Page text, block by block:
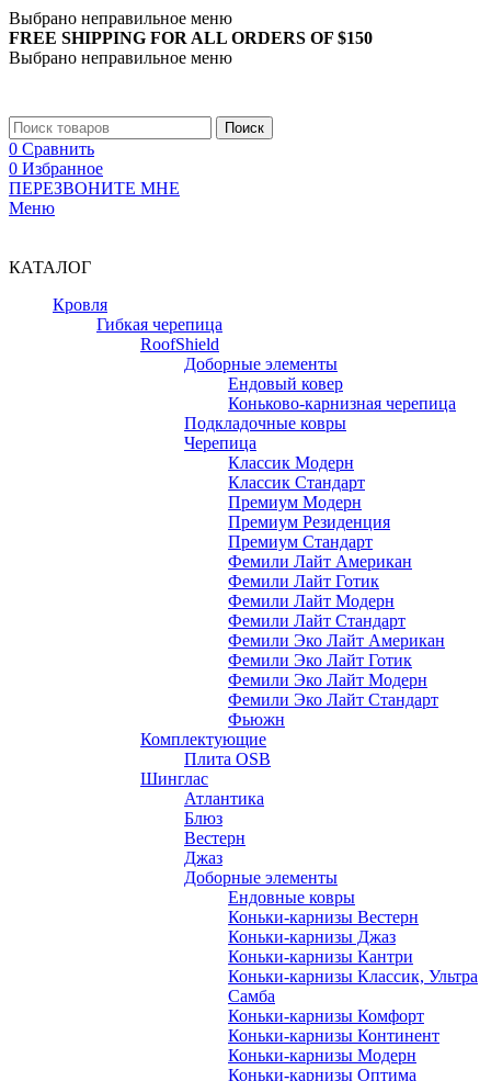
Выбрано неправильное меню
FREE SHIPPING FOR ALL ORDERS OF $150
Выбрано неправильное меню
Поиск
0 Сравнить
0 Избранное
ПЕРЕЗВОНИТЕ МНЕ
Меню
КАТАЛОГ
Кровля
Гибкая черепица
RoofShield
Доборные элементы
Ендовый ковер
Коньково-карнизная черепица
Подкладочные ковры
Черепица
Классик Модерн
Классик Стандарт
Премиум Модерн
Премиум Резиденция
Премиум Стандарт
Фемили Лайт Американ
Фемили Лайт Готик
Фемили Лайт Модерн
Фемили Лайт Стандарт
Фемили Эко Лайт Американ
Фемили Эко Лайт Готик
Фемили Эко Лайт Модерн
Фемили Эко Лайт Стандарт
Фьюжн
Комплектующие
Плита OSB
Шинглас
Атлантика
Блюз
Вестерн
Джаз
Доборные элементы
Ендовные ковры
Коньки-карнизы Вестерн
Коньки-карнизы Джаз
Коньки-карнизы Кантри
Коньки-карнизы Классик, Ультра
Самба
Коньки-карнизы Комфорт
Коньки-карнизы Континент
Коньки-карнизы Модерн
Коньки-карнизы Оптима